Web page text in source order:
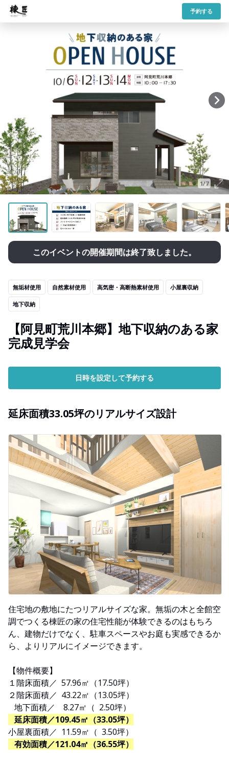
予約する
1/7
このイベントの開催期間は終了致しました。
無垢材使用 自然素材使用 高気密・高断熱素材使用 小屋裏収納
地下収納
【阿見町荒川本郷】地下収納のある家
完成見学会
日時を設定して予約する
延床面積33.05坪のリアルサイズ設計
住宅地の敷地にたつリアルサイズな家。無垢の木と全館空
調でつくる棟匠の家の住宅性能が体験できるのはもちろ
ん、建物だけでなく、駐車スペースやお庭も実感できるか
ら、よりリアルにイメージできます。
【物件概要】
１階床面積／ 57.96㎡（17.50坪）
２階床面積／ 43.22㎡（13.05坪）
地下面積／ 8.27㎡（ 2.50坪）
延床面積／109.45㎡（33.05坪）
小屋裏面積／ 11.59㎡（ 3.50坪）
有効面積／121.04㎡（36.55坪）